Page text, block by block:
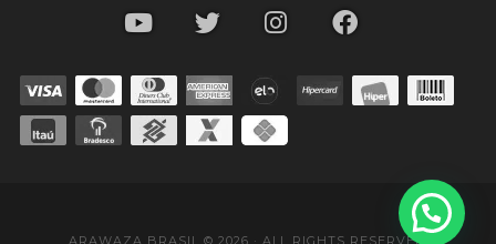
ARAWAZA BRASIL © 2026 · ALL RIGHTS RESERVED.